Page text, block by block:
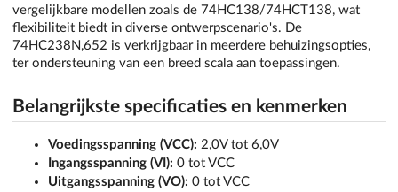
vergelijkbare modellen zoals de 74HC138/74HCT138, wat
flexibiliteit biedt in diverse ontwerpscenario's. De
74HC238N,652 is verkrijgbaar in meerdere behuizingsopties,
ter ondersteuning van een breed scala aan toepassingen.
Belangrijkste specificaties en kenmerken
Voedingsspanning (VCC): 2,0V tot 6,0V
Ingangsspanning (VI): 0 tot VCC
Uitgangsspanning (VO): 0 tot VCC